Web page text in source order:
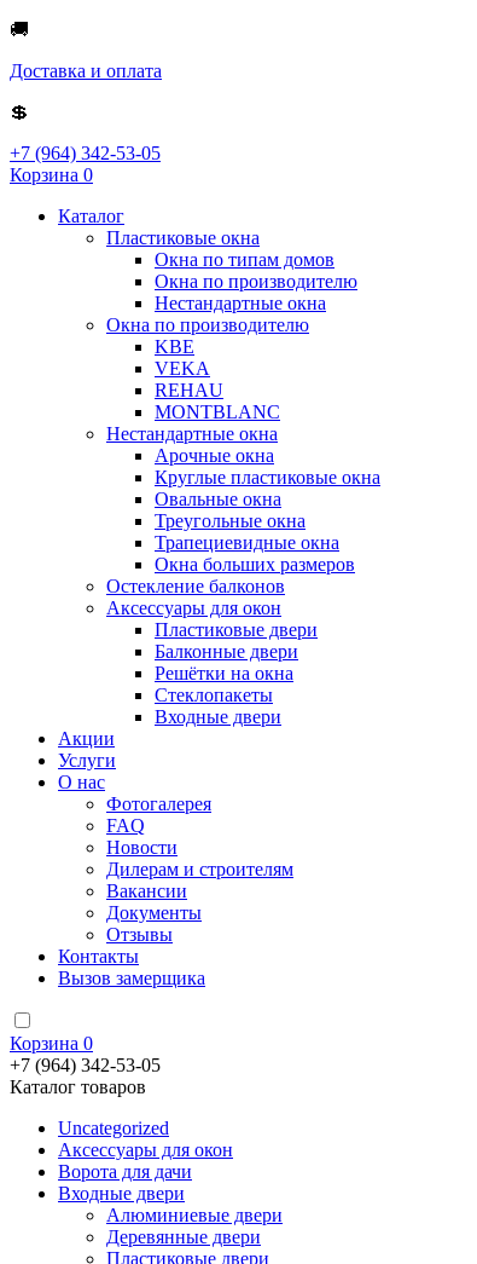
🚚
Доставка и оплата
💲
+7 (964) 342-53-05
Корзина 0
Каталог
Пластиковые окна
Окна по типам домов
Окна по производителю
Нестандартные окна
Окна по производителю
KBE
VEKA
REHAU
MONTBLANC
Нестандартные окна
Арочные окна
Круглые пластиковые окна
Овальные окна
Треугольные окна
Трапециевидные окна
Окна больших размеров
Остекление балконов
Аксессуары для окон
Пластиковые двери
Балконные двери
Решётки на окна
Стеклопакеты
Входные двери
Акции
Услуги
О нас
Фотогалерея
FAQ
Новости
Дилерам и строителям
Вакансии
Документы
Отзывы
Контакты
Вызов замерщика
Корзина 0
+7 (964) 342-53-05
Каталог товаров
Uncategorized
Аксессуары для окон
Ворота для дачи
Входные двери
Алюминиевые двери
Деревянные двери
Пластиковые двери